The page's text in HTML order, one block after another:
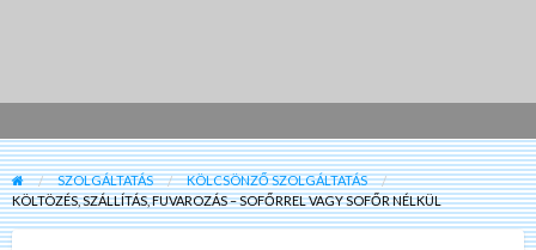
SZOLGÁLTATÁS
KÖLCSÖNZŐ SZOLGÁLTATÁS
KÖLTÖZÉS, SZÁLLÍTÁS, FUVAROZÁS – SOFŐRREL VAGY SOFŐR NÉLKÜL